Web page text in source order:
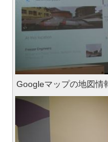
Googleマップの地図情